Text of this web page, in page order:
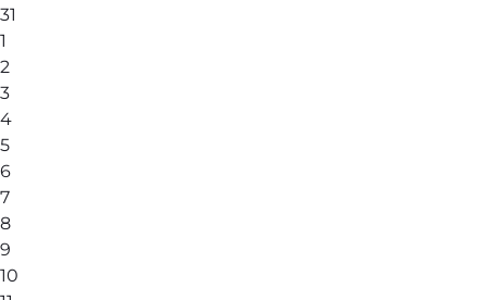
31
1
2
3
4
5
6
7
8
9
10